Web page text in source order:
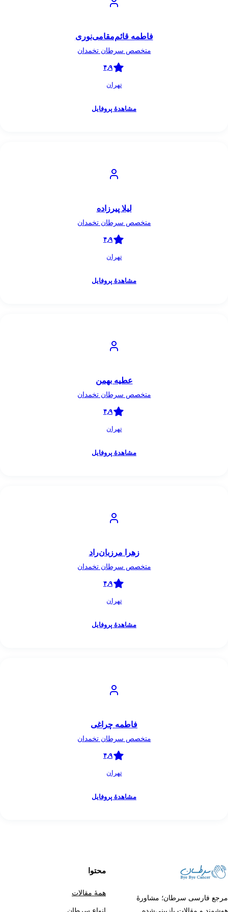
فاطمه قائم‌مقامی‌نوری
متخصص سرطان تخمدان
مشاهدهٔ پروفایل
لیلا پیرزاده
متخصص سرطان تخمدان
مشاهدهٔ پروفایل
عطیه بهمن
متخصص سرطان تخمدان
مشاهدهٔ پروفایل
زهرا مرزبان‌راد
متخصص سرطان تخمدان
مشاهدهٔ پروفایل
فاطمه چراغی
متخصص سرطان تخمدان
مشاهدهٔ پروفایل
سرطان؛ مشاورهٔ
همهٔ مقالات